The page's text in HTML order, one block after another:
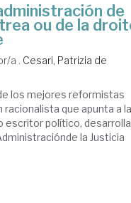
de
ou de la
a . Cesari, Patrizia de
los mejores reformistas
que apunta a la
escritor político, desarrolla
la Justicia